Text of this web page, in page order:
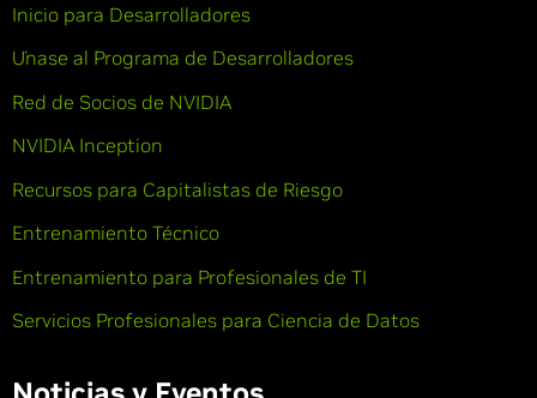
Inicio para Desarrolladores
Únase al Programa de Desarrolladores
Red de Socios de NVIDIA
NVIDIA Inception
Recursos para Capitalistas de Riesgo
Entrenamiento Técnico
Entrenamiento para Profesionales de TI
Servicios Profesionales para Ciencia de Datos